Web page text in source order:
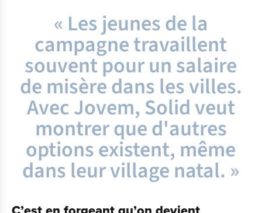
« Les jeunes de la
campagne travaillent
souvent pour un salaire
de misère dans les villes.
Avec Jovem, Solid veut
montrer que d'autres
options existent, même
dans leur village natal. »